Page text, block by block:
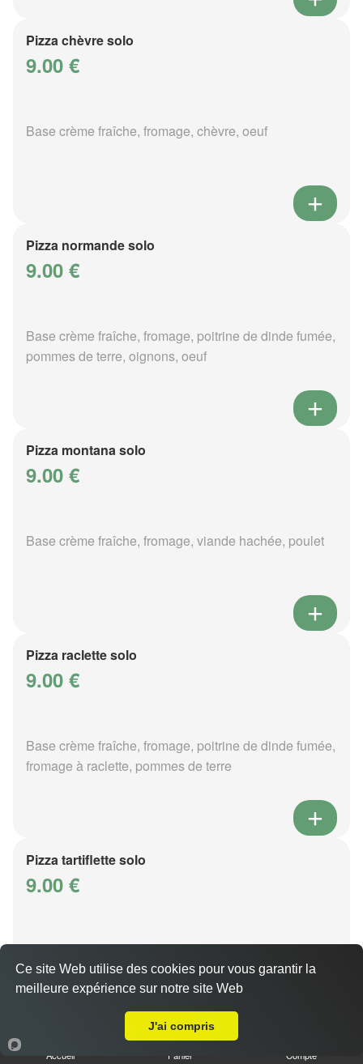
Pizza chèvre solo
9.00 €
Base crème fraîche, fromage, chèvre, oeuf
Pizza normande solo
9.00 €
Base crème fraîche, fromage, poitrine de dinde fumée,
pommes de terre, oignons, oeuf
Pizza montana solo
9.00 €
Base crème fraîche, fromage, viande hachée, poulet
Pizza raclette solo
9.00 €
Base crème fraîche, fromage, poitrine de dinde fumée,
fromage à raclette, pommes de terre
Pizza tartiflette solo
9.00 €
Base crème fraîche, fromage, poitrine de dinde fumée,
reblochon, pommes de terre
Accueil Panier Compte
Ce site Web utilise des cookies pour vous garantir la
meilleure expérience sur notre site Web
J'ai compris